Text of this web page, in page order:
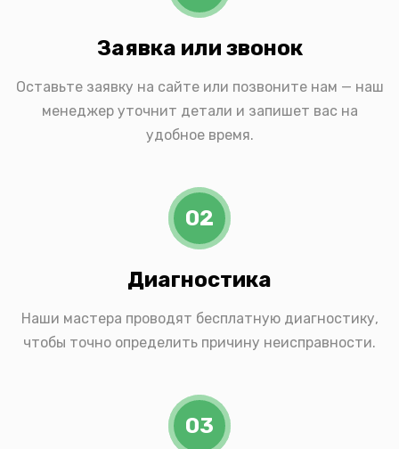
Заявка или звонок
Оставьте заявку на сайте или позвоните нам — наш
менеджер уточнит детали и запишет вас на
удобное время.
02
Диагностика
Наши мастера проводят бесплатную диагностику,
чтобы точно определить причину неисправности.
03